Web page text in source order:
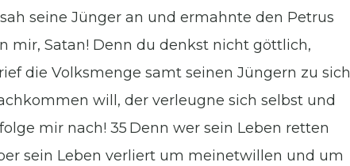
seine Jünger an und ermahnte den Petrus
mir, Satan! Denn du denkst nicht göttlich,
die Volksmenge samt seinen Jüngern zu sich
will, der verleugne sich selbst und
mir nach! 35 Denn wer sein Leben retten
sein Leben verliert um meinetwillen und um